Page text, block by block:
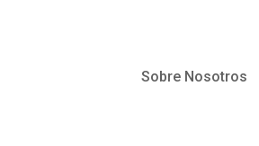
Sobre Nosotros